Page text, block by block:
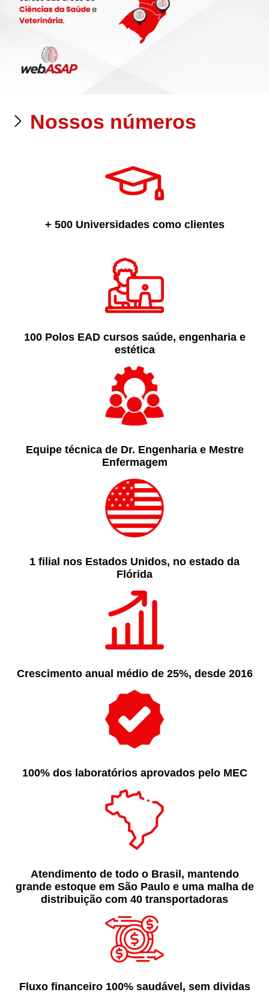
Nossos números
+ 500 Universidades como clientes
100 Polos EAD cursos saúde, engenharia e
estética
Equipe técnica de Dr. Engenharia e Mestre
Enfermagem
1 ﬁlial nos Estados Unidos, no estado da
Flórida
Crescimento anual médio de 25%, desde 2016
100% dos laboratórios aprovados pelo MEC
Atendimento de todo o Brasil, mantendo
grande estoque em São Paulo e uma malha de
distribuição com 40 transportadoras
Fluxo financeiro 100% saudável, sem dividas